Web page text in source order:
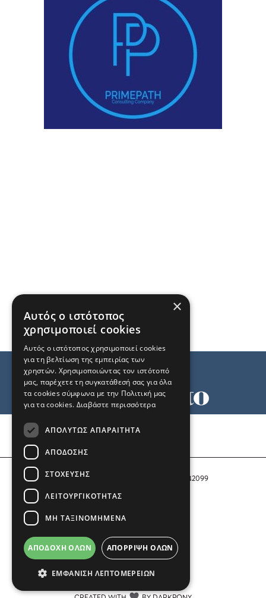
Αριθμός Πιστοποίησης Μ.Η.Τ. 242099
COPYRIGHT © 2026 Το Μανιφέστο
×
Αυτός ο ιστότοπος
χρησιμοποιεί cookies
Αυτός ο ιστότοπος χρησιμοποιεί cookies
για τη βελτίωση της εμπειρίας των
χρηστών. Χρησιμοποιώντας τον ιστότοπό
μας, παρέχετε τη συγκατάθεσή σας για όλα
τα cookies σύμφωνα με την Πολιτική μας
για τα cookies. Διαβάστε περισσότερα
ΑΠΟΛΎΤΩΣ ΑΠΑΡΑΊΤΗΤΑ
ΑΠΌΔΟΣΗΣ
ΣΤΌΧΕΥΣΗΣ
ΛΕΙΤΟΥΡΓΙΚΌΤΗΤΑΣ
ΜΗ ΤΑΞΙΝΟΜΗΜΈΝΑ
ΑΠΟΔΟΧΉ ΌΛΩΝ ΑΠΌΡΡΙΨΗ ΌΛΩΝ
ΕΜΦΆΝΙΣΗ ΛΕΠΤΟΜΕΡΕΙΏΝ